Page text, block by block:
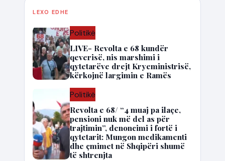
LEXO EDHE
Politikë
LIVE- Revolta e 68 kundër
qeverisë, nis marshimi i
qytetarëve drejt Kryeministrisë,
kërkojnë largimin e Ramës
Politikë
Revolta e 68/ “4 muaj pa ilaçe,
pensioni nuk më del as për
trajtimin”, denoncimi i fortë i
qytetarit: Mungon medikamenti
dhe çmimet në Shqipëri shumë
të shtrenjta